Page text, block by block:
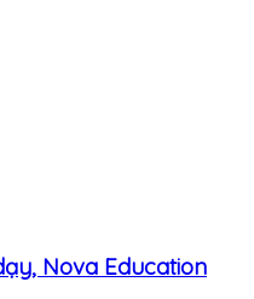
Nova Education